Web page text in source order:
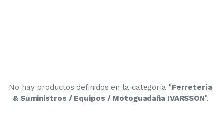
No hay productos definidos en la categoría "Ferretería
& Suministros / Equipos / Motoguadaña IVARSSON".